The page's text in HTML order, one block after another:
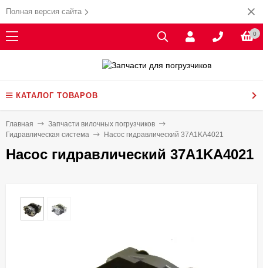
Полная версия сайта
0
КАТАЛОГ ТОВАРОВ
Главная
Запчасти вилочных погрузчиков
Гидравлическая система
Насос гидравлический 37A1KA4021
Насос гидравлический 37A1KA4021